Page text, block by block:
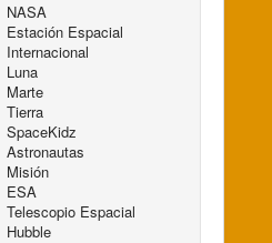
NASA
Estación Espacial
Internacional
Luna
Marte
Tierra
SpaceKidz
Astronautas
Misión
ESA
Telescopio Espacial
Hubble